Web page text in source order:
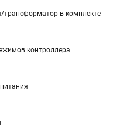
трансформатор в комплекте
контроллера